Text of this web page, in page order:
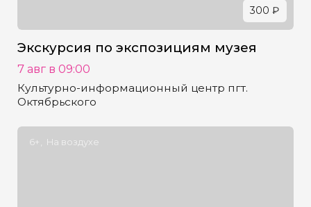
300 ₽
Экскурсия по экспозициям музея
7 авг в 09:00
Культурно-информационный центр пгт.
Октябрьского
6+ На воздухе